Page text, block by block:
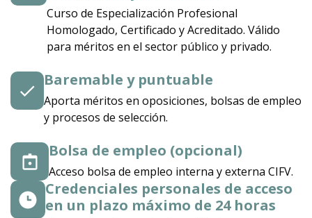
Curso de Especialización Profesional
Homologado, Certificado y Acreditado. Válido
para méritos en el sector público y privado.
Baremable y puntuable
Aporta méritos en oposiciones, bolsas de empleo
y procesos de selección.
Bolsa de empleo (opcional)
Acceso bolsa de empleo interna y externa CIFV.
Credenciales personales de acceso
en un plazo máximo de 24 horas